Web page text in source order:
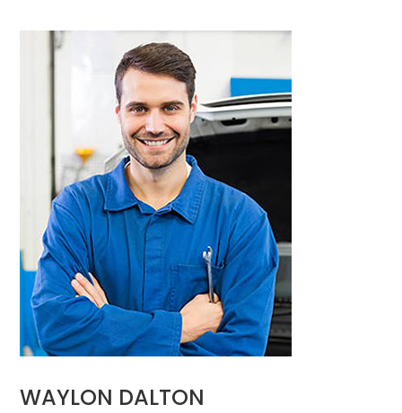
WAYLON DALTON